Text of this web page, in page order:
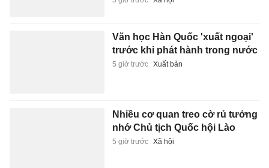
Văn học Hàn Quốc 'xuất ngoại'
trước khi phát hành trong nước
5 giờ trước Xuất bản
Nhiều cơ quan treo cờ rủ tưởng
nhớ Chủ tịch Quốc hội Lào
5 giờ trước Xã hội